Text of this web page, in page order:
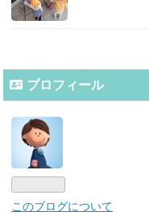
プロフィール
このブログについて